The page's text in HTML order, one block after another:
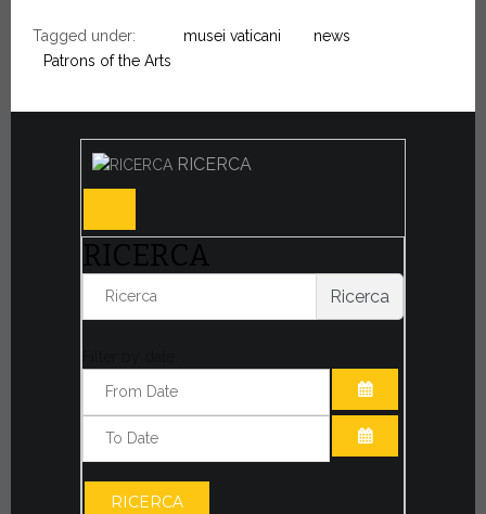
Tagged under: musei vaticani
news
Patrons of the Arts
RICERCA
RICERCA
Ricerca
APRI IL
RICERCA